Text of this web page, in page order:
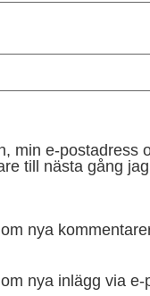
min e-postadress
till nästa gång
nya
nya inlägg via e-